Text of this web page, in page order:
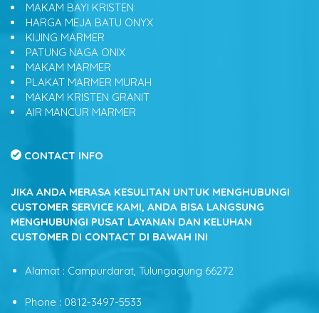
MAKAM BAYI KRISTEN
HARGA MEJA BATU ONYX
KIJING MARMER
PATUNG NAGA ONIX
MAKAM MARMER
PLAKAT MARMER MURAH
MAKAM KRISTEN GRANIT
AIR MANCUR MARMER
CONTACT INFO
JIKA ANDA MERASA KESULITAN UNTUK MENGHUBUNGI
CUSTOMER SERVICE KAMI, ANDA BISA LANGSUNG
MENGHUBUNGI PUSAT LAYANAN DAN KELUHAN
CUSTOMER DI CONTACT DI BAWAH INI
Alamat : Campurdarat, Tulungagung 66272
Phone : 0812-3497-5533